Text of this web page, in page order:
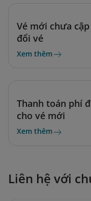
Vé mới chưa
đổi vé
Xem thêm
Thanh toán phí
cho vé mới
Xem thêm
Liên hệ với